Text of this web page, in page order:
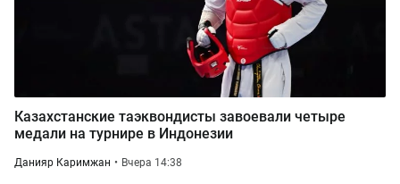
Казахстанские таэквондисты завоевали четыре
медали на турнире в Индонезии
Данияр Каримжан Вчера 14:38